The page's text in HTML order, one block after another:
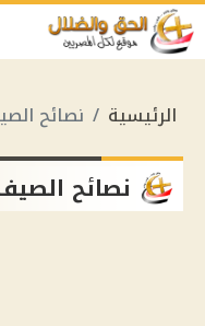
الرئيسية نصائح
نصائح